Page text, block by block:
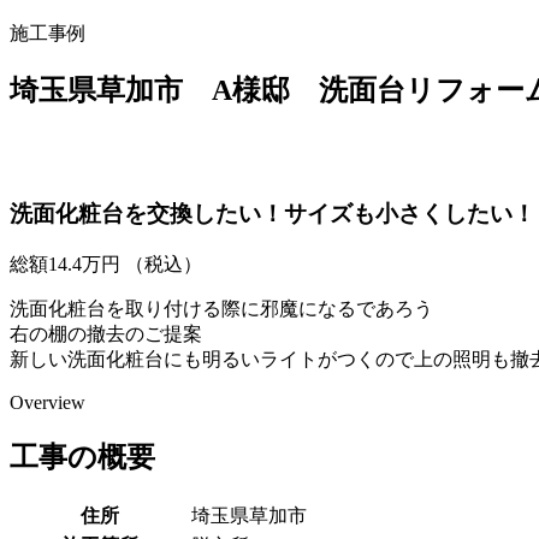
施工事例
埼玉県草加市 A様邸 洗面台リフォー
洗面化粧台を交換したい！サイズも小さくしたい！
総額14.4万円 （税込）
洗面化粧台を取り付ける際に邪魔になるであろう
右の棚の撤去のご提案
新しい洗面化粧台にも明るいライトがつくので上の照明も撤
Overview
工事の概要
住所
埼玉県草加市